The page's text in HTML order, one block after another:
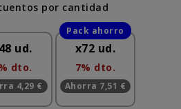
por cantidad
ud.
dto.
4,29 €
x72 ud.
7% dto.
Ahorra 7,51 €